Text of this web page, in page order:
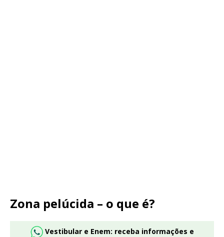
Zona pelúcida – o que é?
Vestibular e Enem: receba informações e